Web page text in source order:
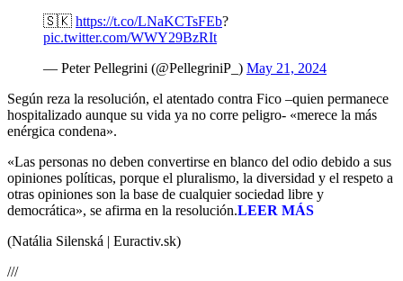
🇸🇰 https://t.co/LNaKCTsFEb?
pic.twitter.com/WWY29BzRIt
— Peter Pellegrini (@PellegriniP_) May 21, 2024
Según reza la resolución, el atentado contra Fico –quien permanece
hospitalizado aunque su vida ya no corre peligro- «merece la más
enérgica condena».
«Las personas no deben convertirse en blanco del odio debido a sus
opiniones políticas, porque el pluralismo, la diversidad y el respeto a
otras opiniones son la base de cualquier sociedad libre y
democrática», se afirma en la resolución.LEER MÁS
(Natália Silenská | Euractiv.sk)
///